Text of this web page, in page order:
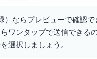
）ならプレビューで確認で
ワンタップで送信できる
選択しましょう。